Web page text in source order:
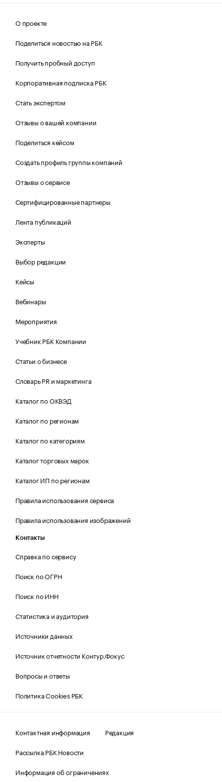
О проекте
Поделиться новостью на РБК
Получить пробный доступ
Корпоративная подписка РБК
Стать экспертом
Отзывы о вашей компании
Поделиться кейсом
Создать профиль группы компаний
Отзывы о сервисе
Сертифицированные партнеры
Лента публикаций
Эксперты
Выбор редакции
Кейсы
Вебинары
Мероприятия
Учебник РБК Компании
Статьи о бизнесе
Словарь PR и маркетинга
Каталог по ОКВЭД
Каталог по регионам
Каталог по категориям
Каталог торговых марок
Каталог ИП по регионам
Правила использования сервиса
Правила использования изображений
Контакты
Справка по сервису
Поиск по ОГРН
Поиск по ИНН
Статистика и аудитория
Источники данных
Источник отчетности Контур.Фокус
Вопросы и ответы
Политика Cookies РБК
Контактная информация
Редакция
Рассылка РБК Новости
Информация об ограничениях